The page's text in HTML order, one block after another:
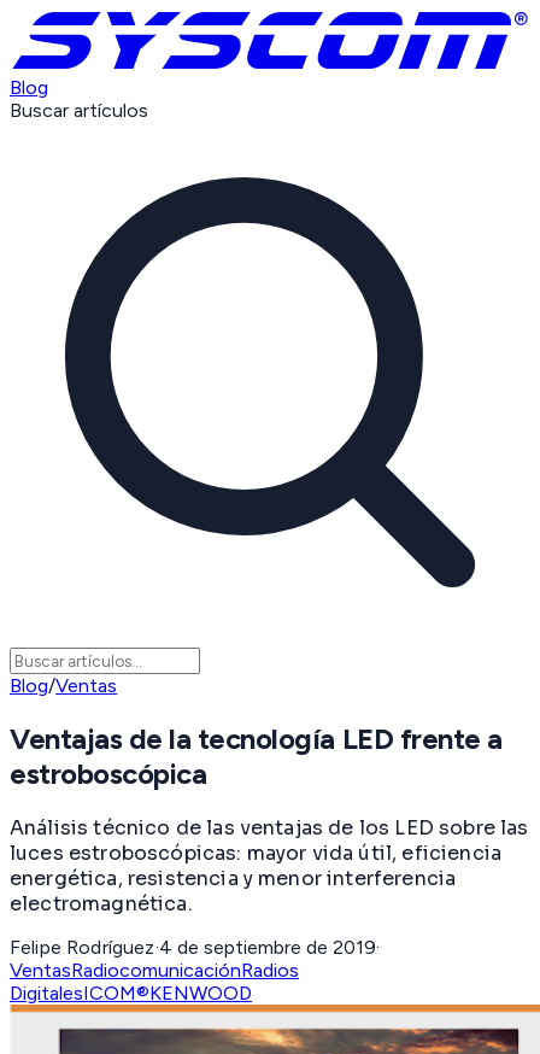
Blog
Buscar artículos
Blog/Ventas
Ventajas de la tecnología LED frente a
estroboscópica
Análisis técnico de las ventajas de los LED sobre las
luces estroboscópicas: mayor vida útil, eficiencia
energética, resistencia y menor interferencia
electromagnética.
Felipe Rodríguez·4 de septiembre de 2019·
VentasRadiocomunicaciónRadios
DigitalesICOM®KENWOOD